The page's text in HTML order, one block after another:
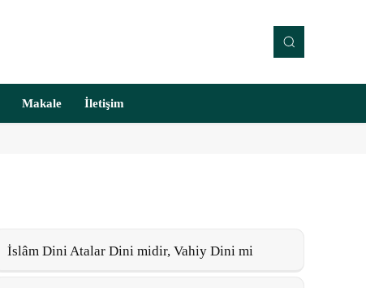
Makale İletişim
İslâm Dini Atalar Dini midir, Vahiy Dini mi